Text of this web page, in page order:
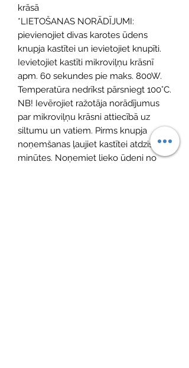
krāsā
*LIETOŠANAS NORĀDĪJUMI:
pievienojiet divas karotes ūdens
knupja kastītei un ievietojiet knupīti.
Ievietojiet kastīti mikroviļņu krāsnī
apm. 60 sekundes pie maks. 800W.
Temperatūra nedrīkst pārsniegt 100°C.
NB! Ievērojiet ražotāja norādījumus
par mikroviļņu krāsni attiecībā uz
siltumu un vatiem. Pirms knupja
noņemšanas ļaujiet kastītei atdzist 2
minūtes. Noņemiet lieko ūdeni no